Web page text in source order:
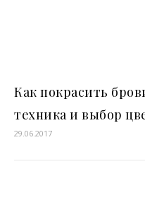
Как покрасить
техника и выбор
29.06.2017